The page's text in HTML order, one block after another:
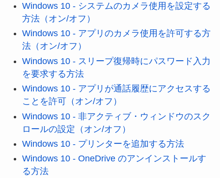
Windows 10 - システムのカメラ使用を設定する
方法（オン/オフ）
Windows 10 - アプリのカメラ使用を許可する方
法（オン/オフ）
Windows 10 - スリープ復帰時にパスワード入力
を要求する方法
Windows 10 - アプリが通話履歴にアクセスする
ことを許可（オン/オフ）
Windows 10 - 非アクティブ・ウィンドウのスク
ロールの設定（オン/オフ）
Windows 10 - プリンターを追加する方法
Windows 10 - OneDrive のアンインストールす
る方法